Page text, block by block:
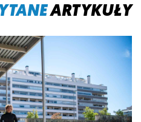
ARTYKUŁY